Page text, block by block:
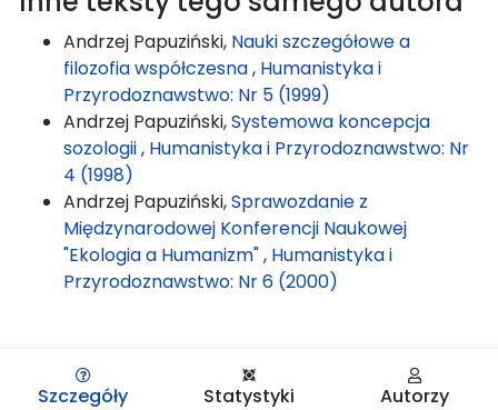
Andrzej Papuziński, Nauki szczegółowe a
filozofia współczesna, Humanistyka i
Przyrodoznawstwo: Nr 5 (1999)
Andrzej Papuziński,Systemowa koncepcja
sozologii, Humanistyka i Przyrodoznawstwo: Nr
4 (1998)
Andrzej Papuziński,Sprawozdanie z
Międzynarodowej Konferencji Naukowej
"Ekologia a Humanizm", Humanistyka i
Przyrodoznawstwo: Nr 6 (2000)
Szczegóły Statystyki Autorzy